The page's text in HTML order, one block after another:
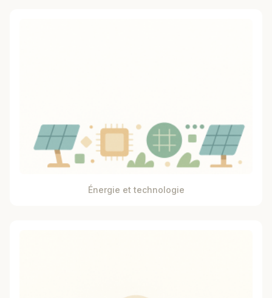
Énergie et technologie